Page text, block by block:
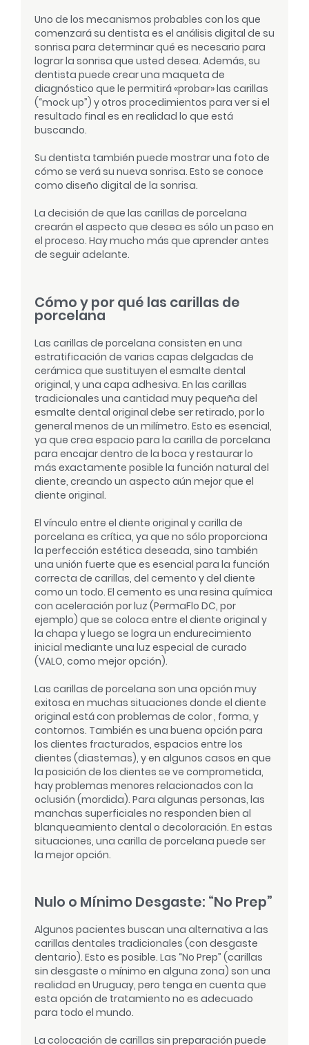
Uno de los mecanismos probables con los que
comenzará su dentista es el análisis digital de su
sonrisa para determinar qué es necesario para
lograr la sonrisa que usted desea. Además, su
dentista puede crear una maqueta de
diagnóstico que le permitirá «probar» las carillas
(“mock up”) y otros procedimientos para ver si el
resultado final es en realidad lo que está
buscando.
Su dentista también puede mostrar una foto de
cómo se verá su nueva sonrisa. Esto se conoce
como diseño digital de la sonrisa.
La decisión de que las carillas de porcelana
crearán el aspecto que desea es sólo un paso en
el proceso. Hay mucho más que aprender antes
de seguir adelante.
Cómo y por qué las carillas de
porcelana
Las carillas de porcelana consisten en una
estratificación de varias capas delgadas de
cerámica que sustituyen el esmalte dental
original, y una capa adhesiva. En las carillas
tradicionales una cantidad muy pequeña del
esmalte dental original debe ser retirado, por lo
general menos de un milímetro. Esto es esencial,
ya que crea espacio para la carilla de porcelana
para encajar dentro de la boca y restaurar lo
más exactamente posible la función natural del
diente, creando un aspecto aún mejor que el
diente original.
El vínculo entre el diente original y carilla de
porcelana es crítica, ya que no sólo proporciona
la perfección estética deseada, sino también
una unión fuerte que es esencial para la función
correcta de carillas, del cemento y del diente
como un todo. El cemento es una resina química
con aceleración por luz (PermaFlo DC, por
ejemplo) que se coloca entre el diente original y
la chapa y luego se logra un endurecimiento
inicial mediante una luz especial de curado
(VALO, como mejor opción).
Las carillas de porcelana son una opción muy
exitosa en muchas situaciones donde el diente
original está con problemas de color , forma, y
contornos. También es una buena opción para
los dientes fracturados, espacios entre los
dientes (diastemas), y en algunos casos en que
la posición de los dientes se ve comprometida,
hay problemas menores relacionados con la
oclusión (mordida). Para algunas personas, las
manchas superficiales no responden bien al
blanqueamiento dental o decoloración. En estas
situaciones, una carilla de porcelana puede ser
la mejor opción.
Nulo o Mínimo Desgaste: “No Prep”
Algunos pacientes buscan una alternativa a las
carillas dentales tradicionales (con desgaste
dentario). Esto es posible. Las “No Prep” (carillas
sin desgaste o mínimo en alguna zona) son una
realidad en Uruguay, pero tenga en cuenta que
esta opción de tratamiento no es adecuado
para todo el mundo.
La colocación de carillas sin preparación puede